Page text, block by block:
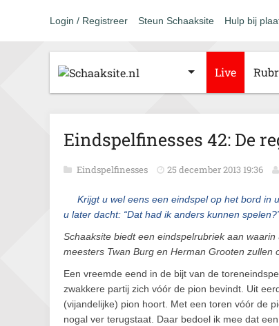
Login / Registreer Steun Schaaksite Hulp bij
Live
Eindspelfinesses 42: De
Eindspelfinesses 25 december 2013 19:36
Krijgt u wel eens een eindspel op het bord in
u later dacht: “Dat had ik anders kunnen
Schaaksite biedt een eindspelrubriek aan
meesters Twan Burg en Herman Grooten zullen
Een vreemde eend in de bijt van de
zwakkere partij zich vóór de pion bevindt. Uit
(vijandelijke) pion hoort. Met een toren vóór de
nogal ver terugstaat. Daar bedoel ik mee dat